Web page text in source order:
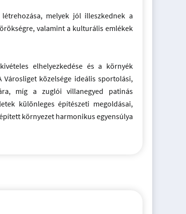
melyek jól illeszkednek a
valamint a kulturális emlékek
elhelyezkedése és a környék
közelsége ideális sportolási,
míg a zuglói villanegyed patinás
különleges építészeti megoldásai,
környezet harmonikus egyensúlya